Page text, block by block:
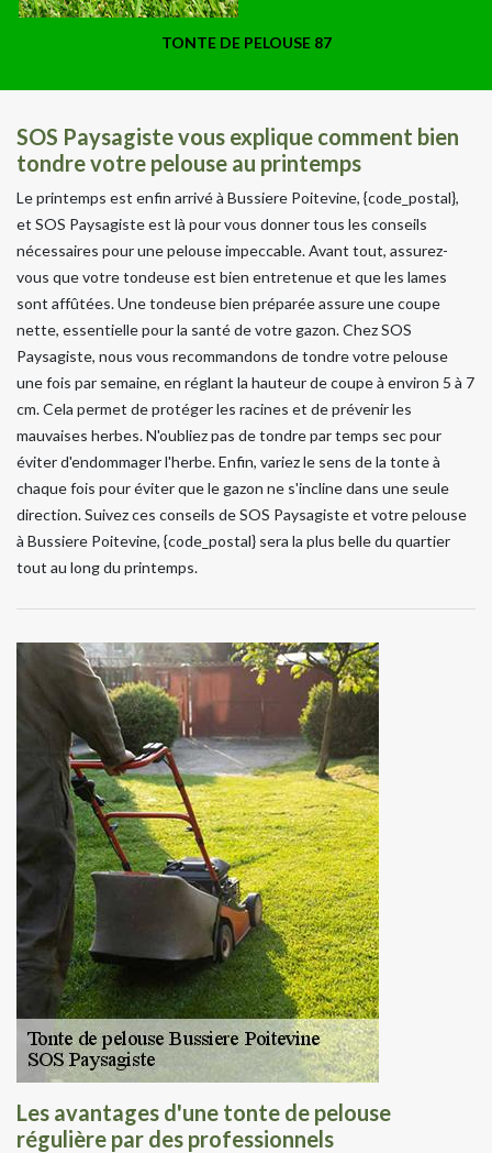
TONTE DE PELOUSE 87
SOS Paysagiste vous explique comment bien
tondre votre pelouse au printemps
Le printemps est enfin arrivé à Bussiere Poitevine, {code_postal},
et SOS Paysagiste est là pour vous donner tous les conseils
nécessaires pour une pelouse impeccable. Avant tout, assurez-
vous que votre tondeuse est bien entretenue et que les lames
sont affûtées. Une tondeuse bien préparée assure une coupe
nette, essentielle pour la santé de votre gazon. Chez SOS
Paysagiste, nous vous recommandons de tondre votre pelouse
une fois par semaine, en réglant la hauteur de coupe à environ 5 à 7
cm. Cela permet de protéger les racines et de prévenir les
mauvaises herbes. N'oubliez pas de tondre par temps sec pour
éviter d'endommager l'herbe. Enfin, variez le sens de la tonte à
chaque fois pour éviter que le gazon ne s'incline dans une seule
direction. Suivez ces conseils de SOS Paysagiste et votre pelouse
à Bussiere Poitevine, {code_postal} sera la plus belle du quartier
tout au long du printemps.
Les avantages d'une tonte de pelouse
régulière par des professionnels